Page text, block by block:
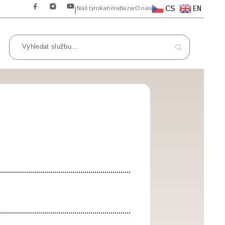
CS EN
O nás
Bazar
Kariéra
Náš tým